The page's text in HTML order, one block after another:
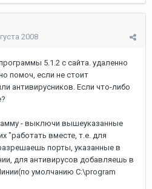
2008
5.1.2 с сайта. удаленно
помоч, если не стоит
антивирусников. Если что-либо
- выключи вышеуказанные
"работать вместе, т.е. для
порты, указанные в
для антивирусов добавляешь в
умолчанию C:\program